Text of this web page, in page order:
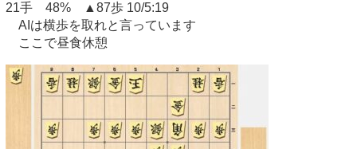
21手 48% ▲87歩 10/5:19
AIは横歩を取れと言っています
ここで昼食休憩